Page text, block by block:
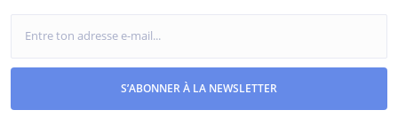
S’ABONNER À LA NEWSLETTER